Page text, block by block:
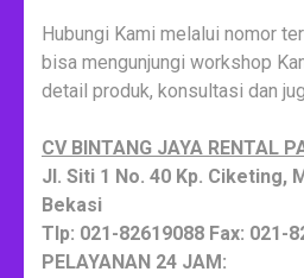
Hubungi Kami melalui nomor
bisa mengunjungi workshop
detail produk, konsultasi dan
CV BINTANG JAYA RENTAL
Jl. Siti 1 No. 40 Kp. Ciketing,
Bekasi
Tlp: 021-82619088 Fax: 021-
PELAYANAN 24 JAM: